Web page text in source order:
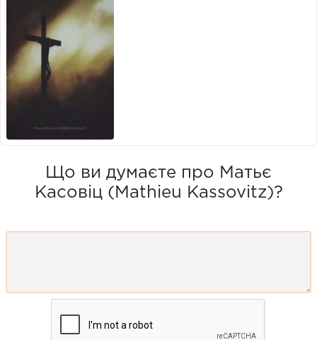
Що ви думаєте про Матьє
Касовіц (Mathieu Kassovitz)?